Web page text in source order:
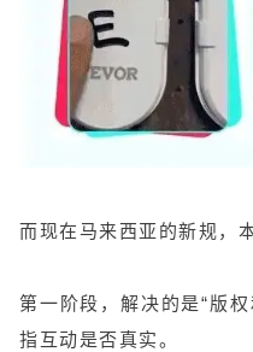
而现在马来西亚的新规，
第一阶段，解决的是“版
指互动是否真实。